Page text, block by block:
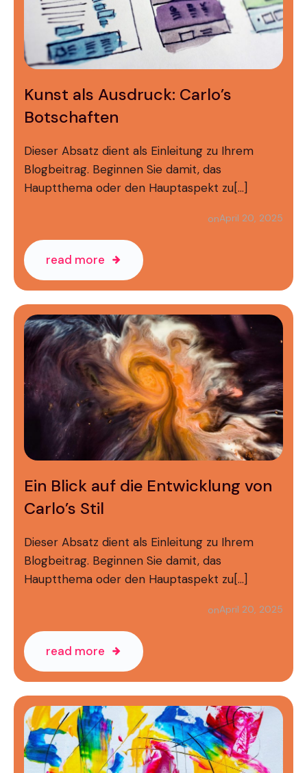
Kunst als Ausdruck: Carlo’s
Botschaften
Dieser Absatz dient als Einleitung zu Ihrem
Blogbeitrag. Beginnen Sie damit, das
Hauptthema oder den Hauptaspekt zu[…]
onApril 20, 2025
read more
Ein Blick auf die Entwicklung von
Carlo’s Stil
Dieser Absatz dient als Einleitung zu Ihrem
Blogbeitrag. Beginnen Sie damit, das
Hauptthema oder den Hauptaspekt zu[…]
onApril 20, 2025
read more